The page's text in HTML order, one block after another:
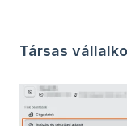
Társas